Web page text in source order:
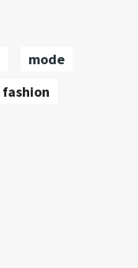
mode
fashion